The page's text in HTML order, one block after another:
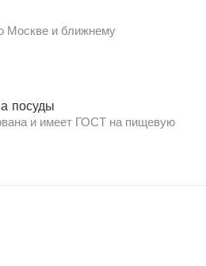
Москве и ближнему
посуды
и имеет ГОСТ на пищевую